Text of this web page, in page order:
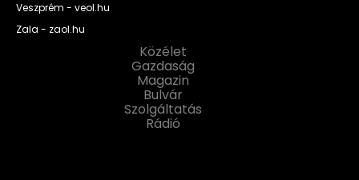
Veszprém - veol.hu
Zala - zaol.hu
Közélet
Gazdaság
Magazin
Bulvár
Szolgáltatás
Rádió